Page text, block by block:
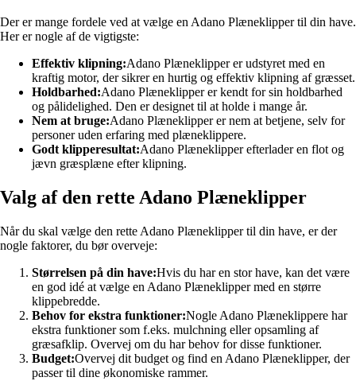
Der er mange fordele ved at vælge en Adano Plæneklipper til din have.
Her er nogle af de vigtigste:
Effektiv klipning:Adano Plæneklipper er udstyret med en
kraftig motor, der sikrer en hurtig og effektiv klipning af græsset.
Holdbarhed:Adano Plæneklipper er kendt for sin holdbarhed
og pålidelighed. Den er designet til at holde i mange år.
Nem at bruge:Adano Plæneklipper er nem at betjene, selv for
personer uden erfaring med plæneklippere.
Godt klipperesultat:Adano Plæneklipper efterlader en flot og
jævn græsplæne efter klipning.
Valg af den rette Adano Plæneklipper
Når du skal vælge den rette Adano Plæneklipper til din have, er der
nogle faktorer, du bør overveje:
Størrelsen på din have:Hvis du har en stor have, kan det være
en god idé at vælge en Adano Plæneklipper med en større
klippebredde.
Behov for ekstra funktioner:Nogle Adano Plæneklippere har
ekstra funktioner som f.eks. mulchning eller opsamling af
græsafklip. Overvej om du har behov for disse funktioner.
Budget:Overvej dit budget og find en Adano Plæneklipper, der
passer til dine økonomiske rammer.